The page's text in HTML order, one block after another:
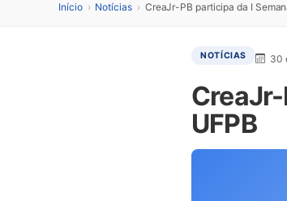
Início › Notícias › CreaJr-PB participa da I
NOTÍCIAS 30
UFPB